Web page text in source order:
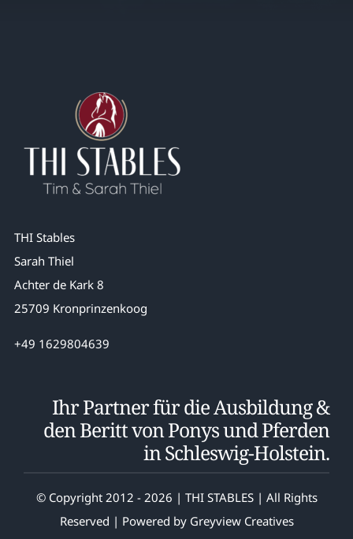
THI Stables
Sarah Thiel
Achter de Kark 8
25709 Kronprinzenkoog
+49 1629804639
Ihr Partner für die Ausbildung &
den Beritt von Ponys und Pferden
in Schleswig-Holstein.
© Copyright 2012 - 2026 | THI STABLES | All Rights
Reserved | Powered by Greyview Creatives